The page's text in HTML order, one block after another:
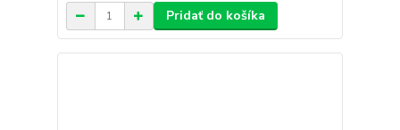
Pridať do košíka